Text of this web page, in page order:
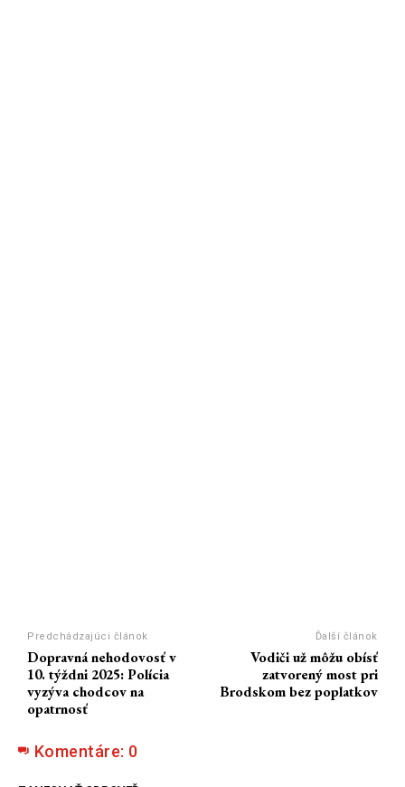
Predchádzajúci článok
Dopravná nehodovosť v
10. týždni 2025: Polícia
vyzýva chodcov na
opatrnosť
Ďalší článok
Vodiči už môžu obísť
zatvorený most pri
Brodskom bez poplatkov
Komentáre: 0